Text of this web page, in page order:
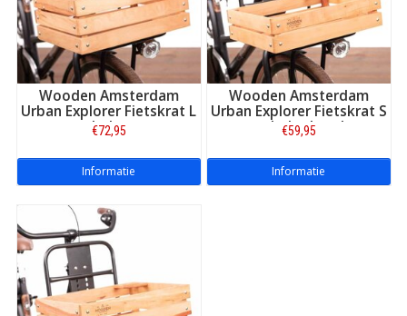
Wooden Amsterdam
Urban Explorer Fietskrat L
met beker- en
parapluhouder
€72,95
Informatie
Wooden Amsterdam
Urban Explorer Fietskrat S
met bekerhouder
€59,95
Informatie